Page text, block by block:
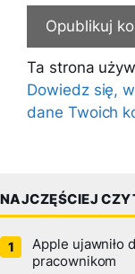
Ta strona
Dowiedz się,
dane Twoich
NAJCZĘŚCIEJ
Apple ujawniło
pracownikom